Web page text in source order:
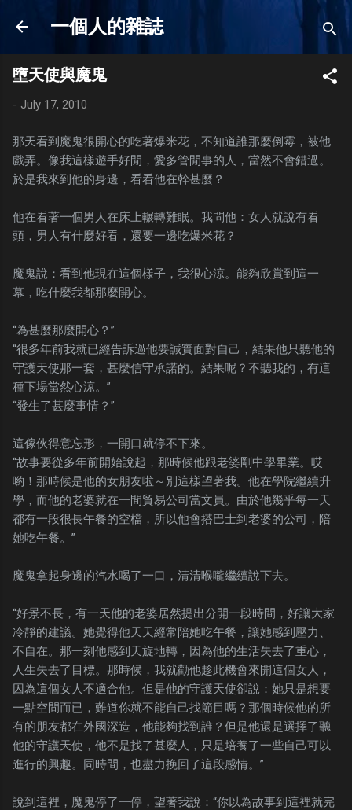
Skip to main content
一個人的雜誌
墮天使與魔鬼
- July 17, 2010
那天看到魔鬼很開心的吃著爆米花，不知道誰那麼倒霉，被他
戲弄。像我這樣遊手好閒，愛多管閒事的人，當然不會錯過。
於是我來到他的身邊，看看他在幹甚麼？
他在看著一個男人在床上輾轉難眠。我問他：女人就說有看
頭，男人有什麼好看，還要一邊吃爆米花？
魔鬼說：看到他現在這個樣子，我很心涼。能夠欣賞到這一
幕，吃什麼我都那麼開心。
“為甚麼那麼開心？”
“很多年前我就已經告訴過他要誠實面對自己，結果他只聽他的
守護天使那一套，甚麼信守承諾的。結果呢？不聽我的，有這
種下場當然心涼。”
“發生了甚麼事情？”
這傢伙得意忘形，一開口就停不下來。
“故事要從多年前開始說起，那時候他跟老婆剛中學畢業。哎
喲！那時候是他的女朋友啦～別這樣望著我。他在學院繼續升
學，而他的老婆就在一間貿易公司當文員。由於他幾乎每一天
都有一段很長午餐的空檔，所以他會搭巴士到老婆的公司，陪
她吃午餐。”
魔鬼拿起身邊的汽水喝了一口，清清喉嚨繼續說下去。
“好景不長，有一天他的老婆居然提出分開一段時間，好讓大家
冷靜的建議。她覺得他天天經常陪她吃午餐，讓她感到壓力、
不自在。那一刻他感到天旋地轉，因為他的生活失去了重心，
人生失去了目標。那時候，我就勸他趁此機會來開這個女人，
因為這個女人不適合他。但是他的守護天使卻說：她只是想要
一點空間而已，難道你就不能自己找節目嗎？那個時候他的所
有的朋友都在外國深造，他能夠找到誰？但是他還是選擇了聽
他的守護天使，他不是找了甚麼人，只是培養了一些自己可以
進行的興趣。同時間，也盡力挽回了這段感情。”
說到這裡，魔鬼停了一停，望著我說：“你以為故事到這裡就完